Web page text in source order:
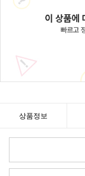
상품정보